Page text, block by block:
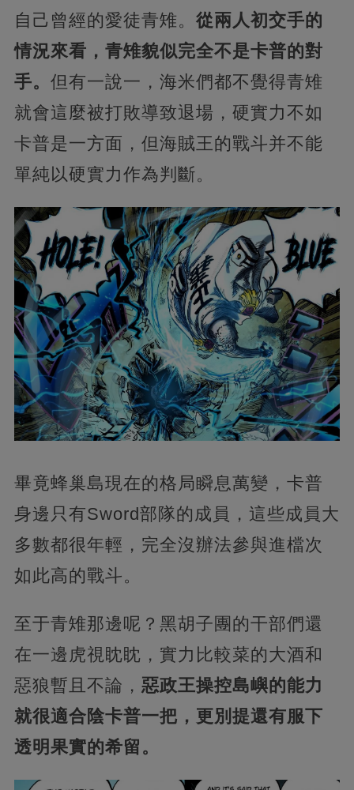
自己曾經的愛徒青雉。 從兩人初交手的
情況來看，青雉貌似完全不是卡普的對
手。 但有一說一，海米們都不覺得青雉
就會這麼被打敗導致退場，硬實力不如
卡普是一方面，但海賊王的戰斗并不能
單純以硬實力作為判斷。
畢竟蜂巢島現在的格局瞬息萬變，卡普
身邊只有Sword部隊的成員，這些成員大
多數都很年輕，完全沒辦法參與進檔次
如此高的戰斗。
至于青雉那邊呢？黑胡子團的干部們還
在一邊虎視眈眈，實力比較菜的大酒和
惡狼暫且不論， 惡政王操控島嶼的能力
就很適合陰卡普一把，更別提還有服下
透明果實的希留。